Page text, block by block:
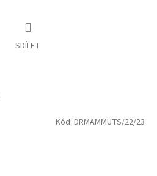
SDÍLET
Kód: DRMAMMUTS/22/23